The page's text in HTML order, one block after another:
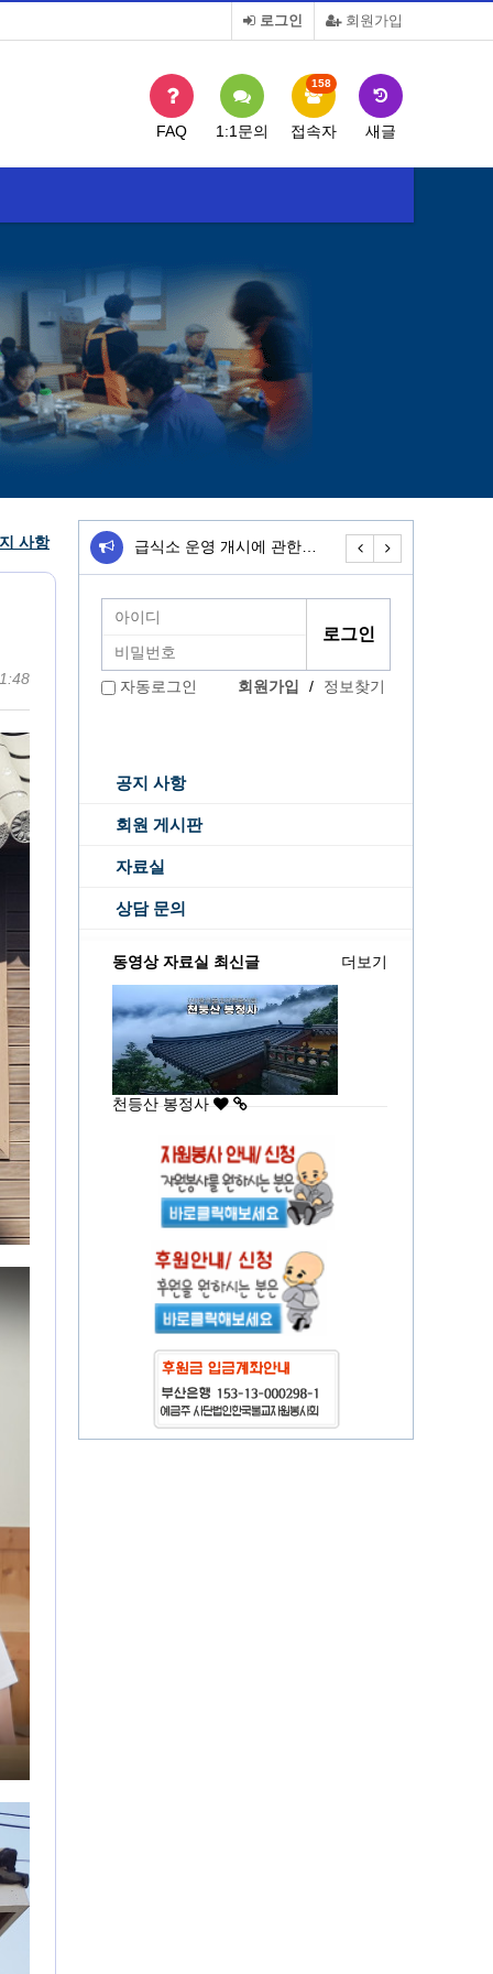
회원가입
로그인
FAQ 1:1문의 접속자
158
새글
사항 급식소 운영 개시에 관한… 무료급식소 운영
자동로그인 회원가입 / 정보찾기
공지 사항
회원 게시판
자료실
상담 문의
동영상 자료실 최신글
천등산 봉정사
더보기